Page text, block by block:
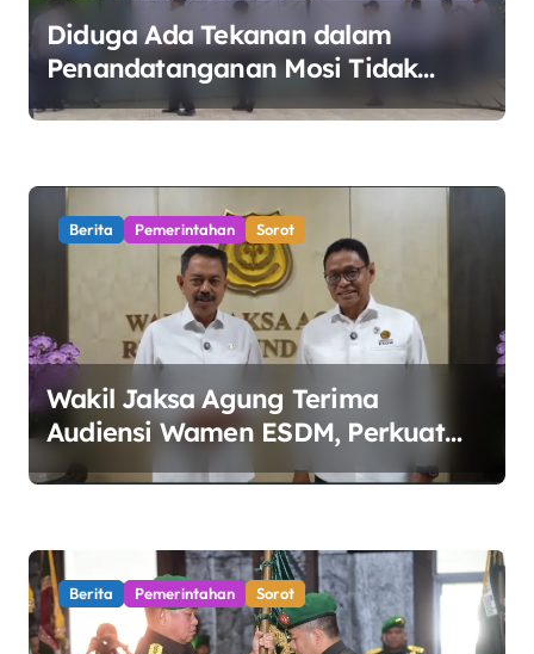
s Diduga Ada Tekanan dalam
Penandatanganan Mosi Tidak
Percaya, Purnabakti Minta Polemik
Berita Pemerintahan Sorot
Wakil Jaksa Agung Terima
Audiensi Wamen ESDM, Perkuat
Sinergi Kawal Tata Kelola Sektor
Berita Pemerintahan Sorot